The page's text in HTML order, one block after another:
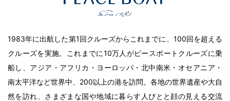
1983年に出航した第1回クルーズからこれまでに、100回を超える
クルーズを実施。これまでに10万人がピースボートクルーズに乗
船し、アジア・アフリカ・ヨーロッパ・北中南米・オセアニア・
南太平洋など世界中、200以上の港を訪問。各地の世界遺産や大自
然を訪れ、さまざまな国や地域に暮らす人びとと顔の見える交流